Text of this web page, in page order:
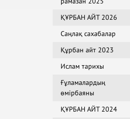
ҚҰРБАН АЙТ 2026
Саңлақ сахабалар
Құрбан айт 2023
Ислам тарихы
Ғұламалардың
өмірбаяны
ҚҰРБАН АЙТ 2024